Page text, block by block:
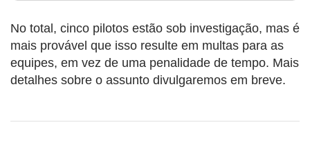
No total, cinco pilotos estão sob investigação, mas é
mais provável que isso resulte em multas para as
equipes, em vez de uma penalidade de tempo. Mais
detalhes sobre o assunto divulgaremos em breve.